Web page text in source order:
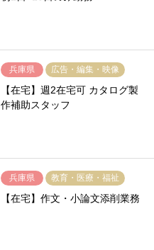
兵庫県 広告・編集・映像
【在宅】週2在宅可 カタログ製
作補助スタッフ
兵庫県 教育・医療・福祉
【在宅】作文・小論文添削業務